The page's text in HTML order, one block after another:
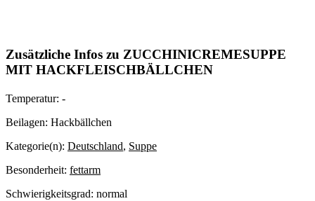
Zusätzliche Infos zu ZUCCHINICREMESUPPE
MIT HACKFLEISCHBÄLLCHEN
Temperatur: -
Beilagen: Hackbällchen
Kategorie(n): Deutschland, Suppe
Besonderheit: fettarm
Schwierigkeitsgrad: normal